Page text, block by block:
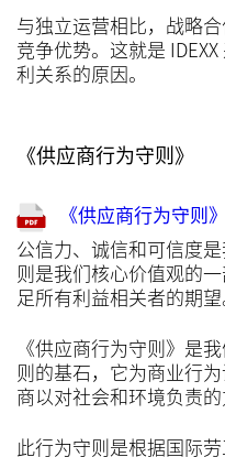
与独立运营相比，战略
竞争优势。这就是
利关系的原因。
《供应商行为守则》
《供应商行为守则》
公信力、诚信和可信度
则是我们核心价值观的
足所有利益相关者的期望
《供应商行为守则》是
则的基石，它为商业行
商以对社会和环境负责的
此行为守则是根据国际